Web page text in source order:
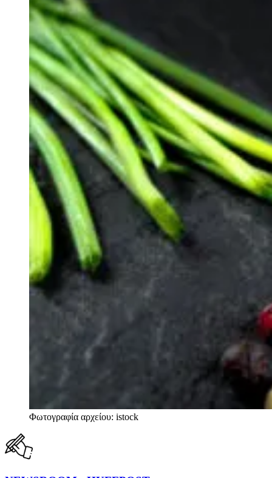
Φωτογραφία αρχείου: istock